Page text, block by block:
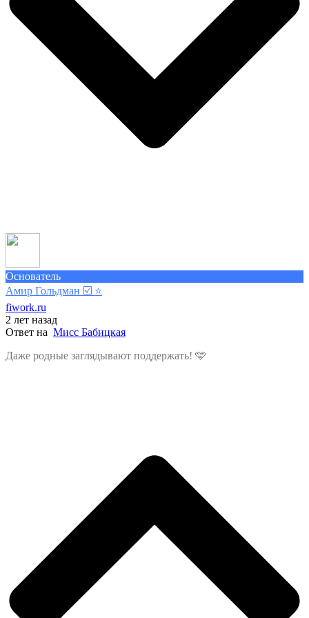
Основатель
Амир Гольдман ☑️ ⭐️
fiwork.ru
2 лет назад
Ответ на Мисс Бабицкая
Даже родные заглядывают поддержать! 🩵